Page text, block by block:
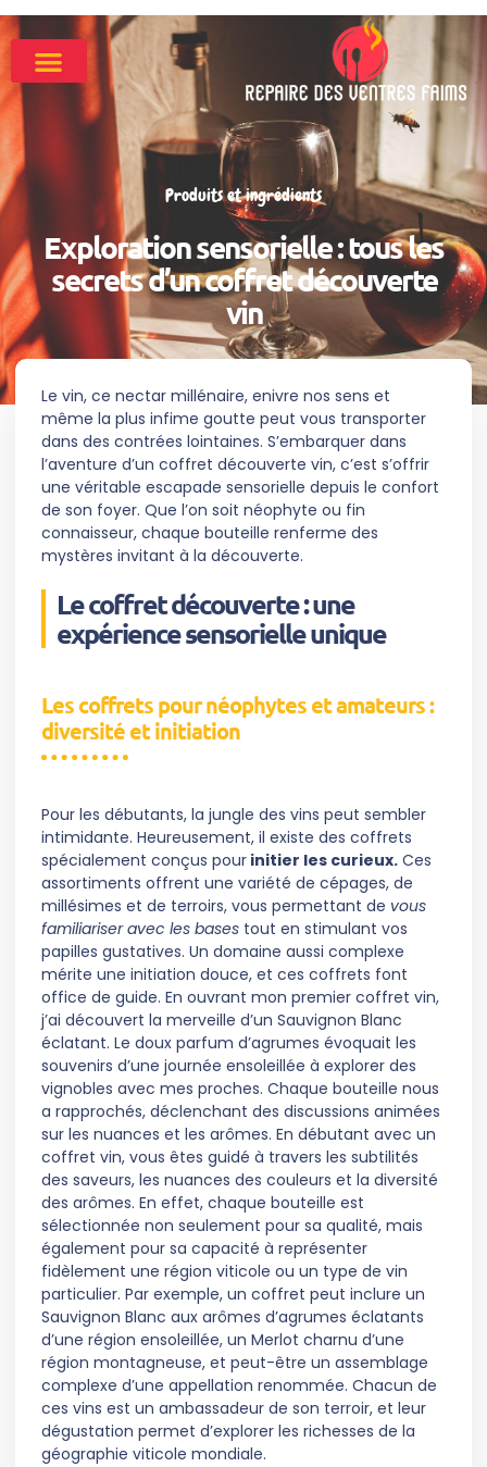
Produits et ingrédients
Exploration sensorielle : tous les
secrets d’un coffret découverte
vin
Le vin, ce nectar millénaire, enivre nos sens et
même la plus infime goutte peut vous transporter
dans des contrées lointaines. S’embarquer dans
l’aventure d’un coffret découverte vin, c’est s’offrir
une véritable escapade sensorielle depuis le confort
de son foyer. Que l’on soit néophyte ou fin
connaisseur, chaque bouteille renferme des
mystères invitant à la découverte.
Le coffret découverte : une
expérience sensorielle unique
Les coffrets pour néophytes et amateurs :
diversité et initiation
Pour les débutants, la jungle des vins peut sembler
intimidante. Heureusement, il existe des coffrets
spécialement conçus pour initier les curieux. Ces
assortiments offrent une variété de cépages, de
millésimes et de terroirs, vous permettant de vous
familiariser avec les bases tout en stimulant vos
papilles gustatives. Un domaine aussi complexe
mérite une initiation douce, et ces coffrets font
office de guide. En ouvrant mon premier coffret vin,
j’ai découvert la merveille d’un Sauvignon Blanc
éclatant. Le doux parfum d’agrumes évoquait les
souvenirs d’une journée ensoleillée à explorer des
vignobles avec mes proches. Chaque bouteille nous
a rapprochés, déclenchant des discussions animées
sur les nuances et les arômes. En débutant avec un
coffret vin, vous êtes guidé à travers les subtilités
des saveurs, les nuances des couleurs et la diversité
des arômes. En effet, chaque bouteille est
sélectionnée non seulement pour sa qualité, mais
également pour sa capacité à représenter
fidèlement une région viticole ou un type de vin
particulier. Par exemple, un coffret peut inclure un
Sauvignon Blanc aux arômes d’agrumes éclatants
d’une région ensoleillée, un Merlot charnu d’une
région montagneuse, et peut-être un assemblage
complexe d’une appellation renommée. Chacun de
ces vins est un ambassadeur de son terroir, et leur
dégustation permet d’explorer les richesses de la
géographie viticole mondiale.